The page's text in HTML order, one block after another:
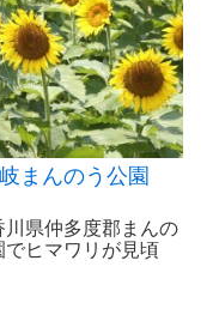
まんのう公園
県仲多度郡まんの
でヒマワリが見頃